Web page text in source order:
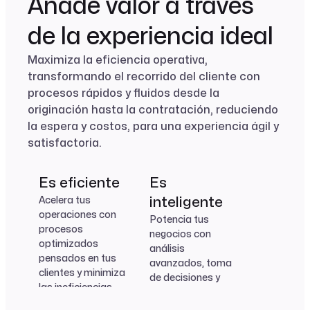
Añade valor a través
de la experiencia ideal
Maximiza la eficiencia operativa,
transformando el recorrido del cliente con
procesos rápidos y fluidos desde la
originación hasta la contratación, reduciendo
la espera y costos, para una experiencia ágil y
satisfactoria.
Es eficiente
Acelera tus
operaciones con
procesos
optimizados
pensados en tus
clientes y minimiza
las ineficiencias
Es
inteligente
Potencia tus
negocios con
análisis
avanzados, toma
de decisiones y
Connect
Sincroniza
información de
forma ágil y segura
Getdata
Almacena y
organiza la
información
recolectada.
Connect
información de
forma ágil y segura
Getdata
organiza la
información
recolectada
Motores de
riesgo
Evalúa
oportunidades y
genera ofertas
dentro de tus
estándares de
riesgo
Accord
optimiza el
proceso de firma
de contratos
FaceSign
identidad y la firma
digital de
contratos con la
máxima seguridad
Vizdata
Visualiza y analiza
comportamiento
del cliente
empresa.
Vizdata
el
comportamiento
del cliente
empresa.
Fleet
negocio con
tecnología low-
code